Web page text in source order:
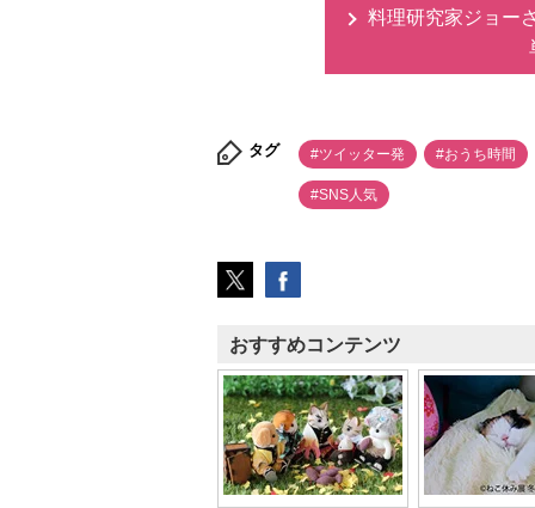
料理研究家ジョー
タグ #ツイッター発 #おうち時間
#SNS人気
おすすめコンテンツ